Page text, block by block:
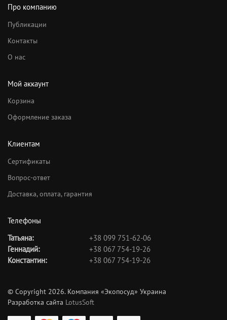
Про компанию
Публикации
Контакты
О нас
Мой аккаунт
Корзина
Оформление заказа
Клиентам
Сертификаты
Вопрос-ответ
Доставка, оплата, гарантия
Телефоны
Татьяна:
+38 099 751-62-06
Геннадий:
+38 067 754-19-26
Константин:
+38 067 754-19-26
© Copyright 2026. Компания «Экопосуд» Украина
Разработка сайта LotusSoft